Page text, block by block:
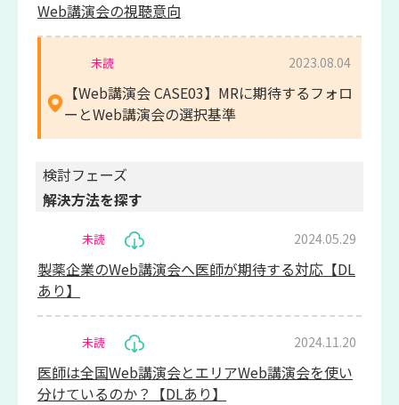
Web講演会の視聴意向
未読
【Web講演会 CASE03】MRに期待するフォロ
ーとWeb講演会の選択基準
2023.08.04
検討フェーズ
解決方法を探す
未読
製薬企業のWeb講演会へ医師が期待する対応【DL
あり】
2024.05.29
未読
医師は全国Web講演会とエリアWeb講演会を使い
分けているのか？【DLあり】
2024.11.20